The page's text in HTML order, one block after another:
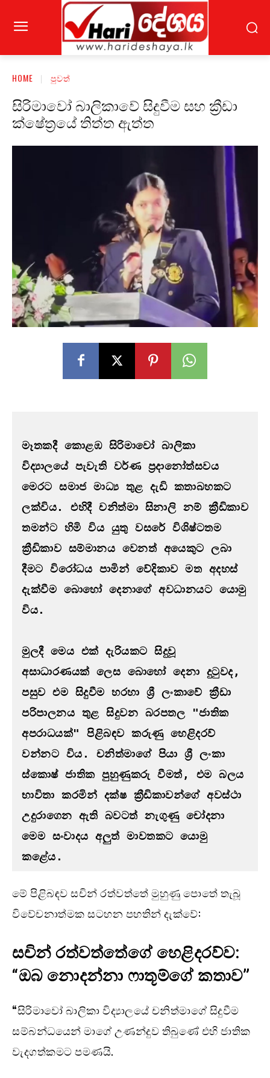
HOME පුවත්
සිරිමාවෝ බාලිකාවේ සිදුවීම සහ ක්‍රීඩා
ක්ෂේත්‍රයේ තිත්ත ඇත්ත
මෑතකදී කොළඹ සිරිමාවෝ බාලිකා
විද්‍යාලයේ පැවැති වර්ණ ප්‍රදානෝත්සවය
මෙරට සමාජ මාධ්‍ය තුළ දැඩි කතාබහකට
ලක්විය. එහිදී චනිත්මා සිනාලි නම් ක්‍රීඩිකාව
තමන්ට හිමි විය යුතු වසරේ විශිෂ්ටතම
ක්‍රීඩිකාව සම්මානය වෙනත් අයෙකුට ලබා
දීමට විරෝධය පාමින් වේදිකාව මත අදහස්
දැක්වීම බොහෝ දෙනාගේ අවධානයට යොමු
විය.
මුලදී මෙය එක් දැරියකට සිදුවූ
අසාධාරණයක් ලෙස බොහෝ දෙනා දුටුවද,
පසුව එම සිදුවීම හරහා ශ්‍රී ලංකාවේ ක්‍රීඩා
පරිපාලනය තුළ සිදුවන බරපතල "ජාතික
අපරාධයක්" පිළිබඳව කරුණු හෙළිදරව්
වන්නට විය. චනිත්මාගේ පියා ශ්‍රී ලංකා
ස්කොෂ් ජාතික පුහුණුකරු වීමත්, එම බලය
භාවිතා කරමින් දක්ෂ ක්‍රීඩිකාවන්ගේ අවස්ථා
උදුරාගෙන ඇති බවටත් නැගුණු චෝදනා
මෙම සංවාදය අලුත් මාවතකට යොමු
කළේය.
මේ පිළිබඳව සචින් රත්වත්තේ මුහුණු පොතේ තැබූ
විවේචනාත්මක සටහන පහතින් දැක්වේ:
සචින් රත්වත්තේගේ හෙළිදරව්ව:
“ඔබ නොදන්නා ෆාතූම්ගේ කතාව”
“සිරිමාවෝ බාලිකා විද්‍යාලයේ චනිත්මාගේ සිදුවීම
සම්බන්ධයෙන් මාගේ උණන්දුව තිබුණේ එහි ජාතික
වැදගත්කමට පමණයි.